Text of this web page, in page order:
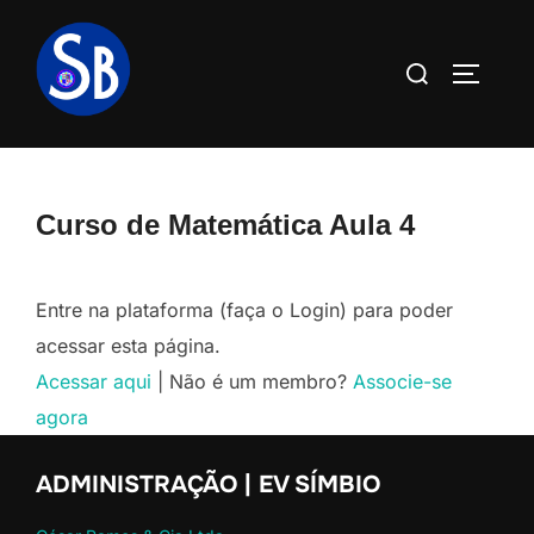
para
conteúdo
Pesquisar
Curso de Matemática Aula 4
Entre na plataforma (faça o Login) para poder
acessar esta página.
Acessar aqui | Não é um membro? Associe-se
agora
ADMINISTRAÇÃO | EV SÍMBIO